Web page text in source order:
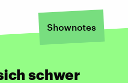
Shownotes
schwer